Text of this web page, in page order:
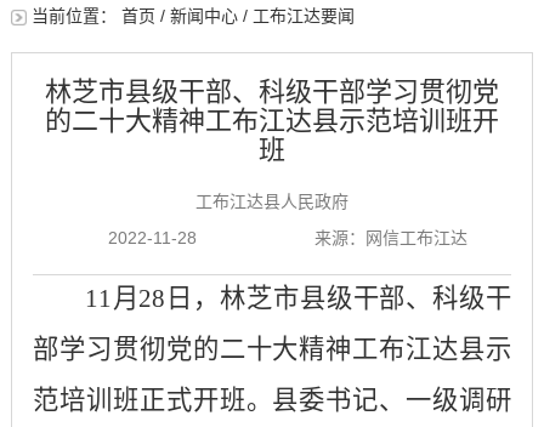
当前位置： 首页 / 新闻中心/ 工布江达要闻
林芝市县级干部、科级干部学习贯彻党
的二十大精神工布江达县示范培训班开
班
工布江达县人民政府
2022-11-28
来源：网信工布江达
11月28日，林芝市县级干部、科级干
部学习贯彻党的二十大精神工布江达县示
范培训班正式开班。县委书记、一级调研